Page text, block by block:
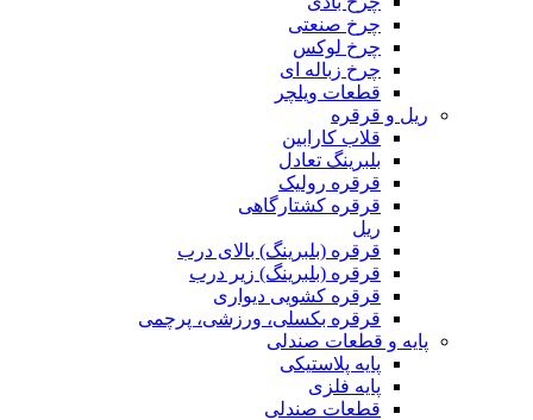
چرخ صنعتی
چرخ لوکس
چرخ زباله ای
قطعات ویلچر
ریل و قرقره
قلاب کارابین
بلبرینگ تعادل
قرقره رولیک
قرقره کشتارگاهی
ریل
قرقره (بلبرینگ) بالای درب
قرقره (بلبرینگ) زیر درب
قرقره کشویی دیواری
قرقره بکسلی، ورزشی، پرچمی
پایه و قطعات صندلی
پایه پلاستیکی
پایه فلزی
قطعات صندلی